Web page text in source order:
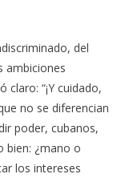
del
ambiciones
“¡Y cuidado,
no se diferencian
poder, cubanos,
bien: ¿mano o
los intereses